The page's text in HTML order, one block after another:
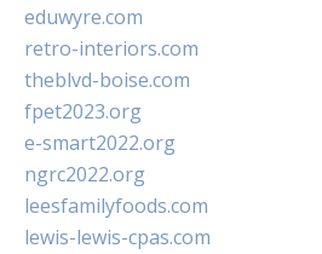
eduwyre.com
retro-interiors.com
theblvd-boise.com
fpet2023.org
e-smart2022.org
ngrc2022.org
leesfamilyfoods.com
lewis-lewis-cpas.com